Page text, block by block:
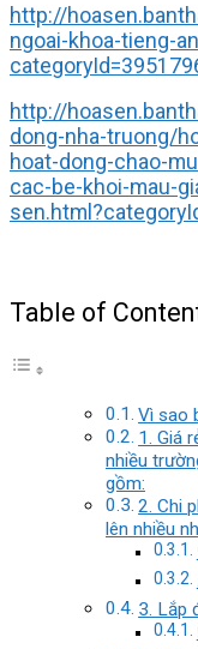
http://
ngoai-khoa-tieng-
http://
dong-nha-truong/
hoat-dong-chao-
cac-be-khoi-mau-
Table of
Vì sao
1. Giá
nhiều
gồm:
2. Chi
lên nhiều
3. Lắp